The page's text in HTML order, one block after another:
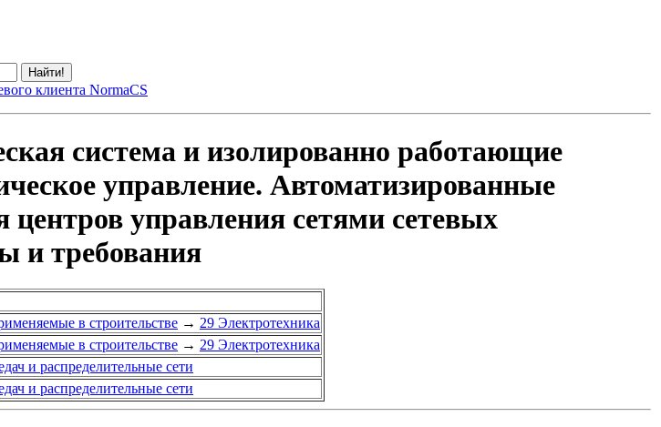
клиента NormaCS
система и изолированно работающие
управление. Автоматизированные
центров управления сетями сетевых
и требования
в строительстве → 29 Электротехника
в строительстве → 29 Электротехника
и распределительные сети
и распределительные сети